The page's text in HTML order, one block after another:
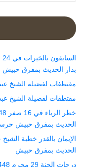
بدار الحديث بمفرق حبيش
مقتطفات لفضيلة الشيخ
مقتطفات لفضيلة الشيخ
الحديث بمفرق حبيش
الحديث بمفرق حبيش